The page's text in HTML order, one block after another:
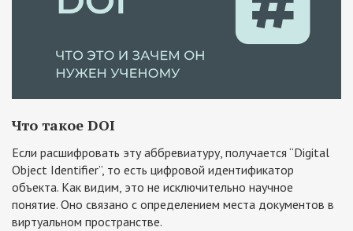
Что такое DOI
Если расшифровать эту аббревиатуру, получается “Digital
Object Identifier”, то есть цифровой идентификатор
объекта. Как видим, это не исключительно научное
понятие. Оно связано с определением места документов в
виртуальном пространстве.